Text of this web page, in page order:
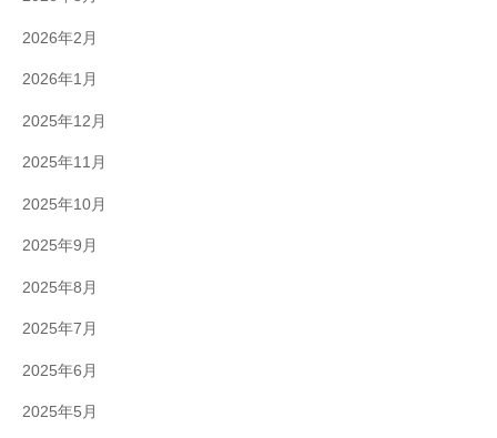
2026年2月
2026年1月
2025年12月
2025年11月
2025年10月
2025年9月
2025年8月
2025年7月
2025年6月
2025年5月